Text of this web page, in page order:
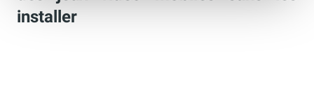
installer